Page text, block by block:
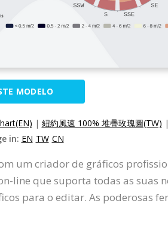
MODELO
| 紐約風速 100% 堆疊玫瑰圖(TW) |
in: EN TW CN
um criador de gráficos
line que suporta todas as suas
para o editar. As poderosas